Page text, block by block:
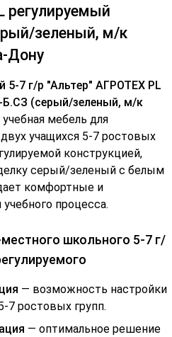
регулируемый
зеленый, м/к
Дону
7 г/р "Альтер" АГРОТЕХ PL
Б.СЗ (серый/зеленый, м/к
мебель для
учащихся 5-7 ростовых
конструкцией,
серый/зеленый с белым
комфортные и
процесса.
школьного 5-7 г/
— возможность настройки
7 ростовых групп.
— оптимальное решение